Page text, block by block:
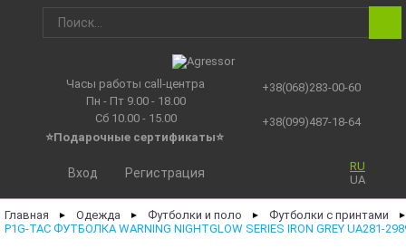
Часы работы call-центра
Пн - Пт 9.00 - 18.00
Сб 10.00 - 15.00
⭐Подарочные сертификаты⭐
+38(068)283-00-60
+38(099)487-18-64
RU
UA
Вход Регистрация
Главная ► Одежда ► Футболки и поло ► Футболки с принтами ►
P1G-TAC ФУТБОЛКА WARNING NIGHTGLOW SERIES IRON GREY UA281-